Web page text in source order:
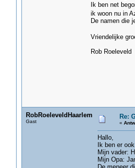
Ik ben net
ik woon nu in
De namen die
Vriendelijke
Rob Roeleveld
RobRoeleveldHaarlem
Gast
Re:
«
Hallo,
Ik ben er
Mijn vader:
Mijn Opa: